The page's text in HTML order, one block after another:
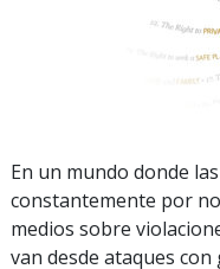
En un mundo donde
constantemente por
medios sobre
van desde ataques